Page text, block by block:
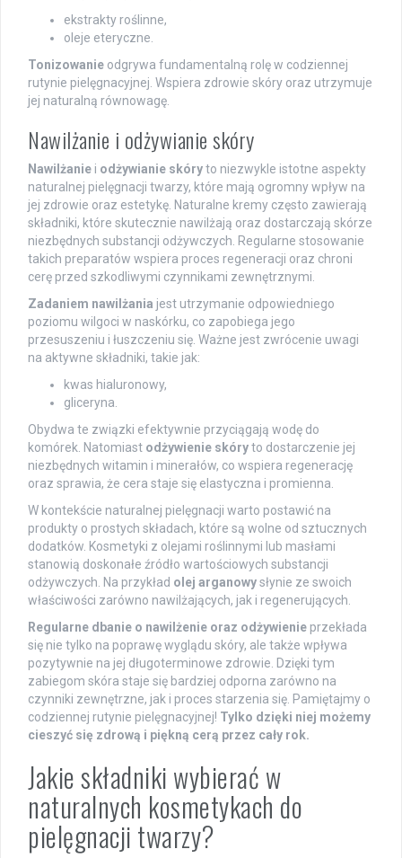
ekstrakty roślinne,
oleje eteryczne.
Tonizowanie odgrywa fundamentalną rolę w codziennej
rutynie pielęgnacyjnej. Wspiera zdrowie skóry oraz utrzymuje
jej naturalną równowagę.
Nawilżanie i odżywianie skóry
Nawilżanie i odżywianie skóryto niezwykle istotne aspekty
naturalnej pielęgnacji twarzy, które mają ogromny wpływ na
jej zdrowie oraz estetykę. Naturalne kremy często zawierają
składniki, które skutecznie nawilżają oraz dostarczają skórze
niezbędnych substancji odżywczych. Regularne stosowanie
takich preparatów wspiera proces regeneracji oraz chroni
cerę przed szkodliwymi czynnikami zewnętrznymi.
Zadaniem nawilżania jest utrzymanie odpowiedniego
poziomu wilgoci w naskórku, co zapobiega jego
przesuszeniu i łuszczeniu się. Ważne jest zwrócenie uwagi
na aktywne składniki, takie jak:
kwas hialuronowy,
gliceryna.
Obydwa te związki efektywnie przyciągają wodę do
komórek. Natomiast odżywienie skóryto dostarczenie jej
niezbędnych witamin i minerałów, co wspiera regenerację
oraz sprawia, że cera staje się elastyczna i promienna.
W kontekście naturalnej pielęgnacji warto postawić na
produkty o prostych składach, które są wolne od sztucznych
dodatków. Kosmetyki z olejami roślinnymi lub masłami
stanowią doskonałe źródło wartościowych substancji
odżywczych. Na przykład olej arganowysłynie ze swoich
właściwości zarówno nawilżających, jak i regenerujących.
Regularne dbanie o nawilżenie oraz odżywienie przekłada
się nie tylko na poprawę wyglądu skóry, ale także wpływa
pozytywnie na jej długoterminowe zdrowie. Dzięki tym
zabiegom skóra staje się bardziej odporna zarówno na
czynniki zewnętrzne, jak i proces starzenia się. Pamiętajmy o
codziennej rutynie pielęgnacyjnej! Tylko dzięki niej możemy
cieszyć się zdrową i piękną cerą przez cały rok.
Jakie składniki wybierać w
naturalnych kosmetykach do
pielęgnacji twarzy?